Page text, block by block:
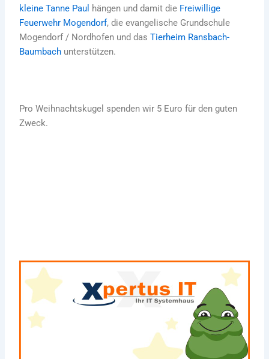
kleine Tanne Paul hängen und damit die Freiwillige
Feuerwehr Mogendorf, die evangelische Grundschule
Mogendorf / Nordhofen und dasTierheim Ransbach-
Baumbach unterstützen.
Pro Weihnachtskugel spenden wir 5 Euro für den guten
Zweck.